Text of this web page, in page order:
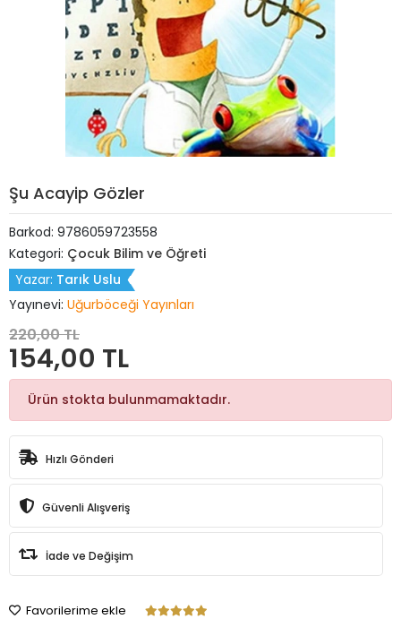
Şu Acayip Gözler
Barkod: 9786059723558
Kategori: Çocuk Bilim ve Öğreti
Yazar: Tarık Uslu
Yayınevi: Uğurböceği Yayınları
220,00 TL
154,00 TL
Ürün stokta bulunmamaktadır.
Hızlı Gönderi
Güvenli Alışveriş
İade ve Değişim
Favorilerime ekle